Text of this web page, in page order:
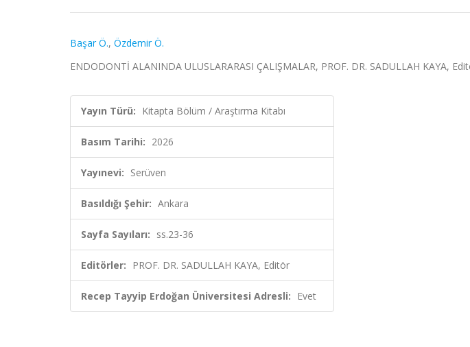
Başar Ö., Özdemir Ö.
ENDODONTİ ALANINDA ULUSLARARASI ÇALIŞMALAR, PROF. DR. SADULLAH KAYA,
Yayın Türü: Kitapta Bölüm / Araştırma Kitabı
Basım Tarihi: 2026
Yayınevi: Serüven
Basıldığı Şehir: Ankara
Sayfa Sayıları: ss.23-36
Editörler: PROF. DR. SADULLAH KAYA, Editör
Recep Tayyip Erdoğan Üniversitesi Adresli: Evet